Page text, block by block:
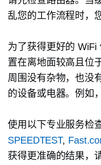
乱您的工作流程时，
为了获得更好的 WiFi
置在离地面较高且位
周围没有杂物，也没
的设备或电器。例如
使用以下专业服务检
SPEEDTEST,
获得更准确的结果，